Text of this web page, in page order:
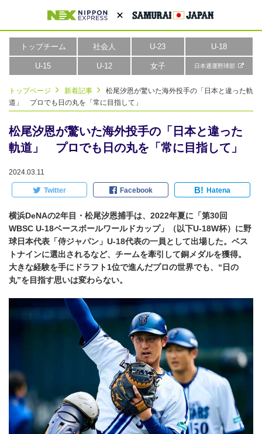
トップチーム 社会人 U-23 U-18
U-15 U-12 女子 日本通運野球部
トップページ 新着記事
松尾汐恩が驚いた海外投手の「日本と違った軌
道」 プロでも日の丸を「常に目指して」
松尾汐恩が驚いた海外投手の「日本と違った
軌道」 プロでも日の丸を「常に目指して」
2024.03.11
Twitter Facebook B! Hatena
横浜DeNAの2年目・松尾汐恩捕手は、2022年夏に「第30回
WBSC U-18ベースボールワールドカップ」（以下U-18W杯）に野
球日本代表「侍ジャパン」U-18代表の一員として出場した。ベス
トナインに選出されるなど、チームを牽引して銅メダルを獲得。
大きな経験を手にドラフト1位で進んだプロの世界でも、“日の
丸”を目指す思いは変わらない。